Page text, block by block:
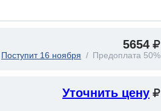
5654
Поступит 16 ноября Предоплата 50%
Уточнить цену